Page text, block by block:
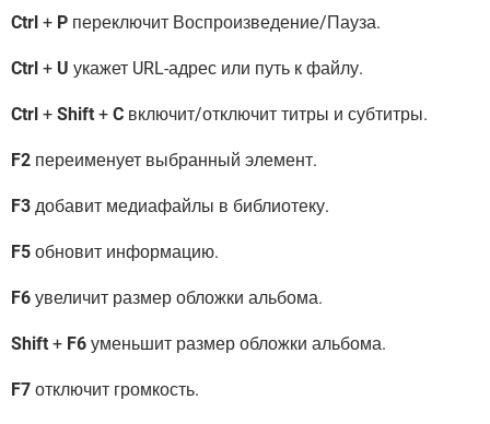
Ctrl + P переключит Воспроизведение/Пауза.
Ctrl + U укажет URL-адрес или путь к файлу.
Ctrl + Shift + C включит/отключит титры и субтитры.
F2 переименует выбранный элемент.
F3 добавит медиафайлы в библиотеку.
F5 обновит информацию.
F6 увеличит размер обложки альбома.
Shift + F6 уменьшит размер обложки альбома.
F7 отключит громкость.